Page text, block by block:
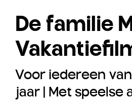
De familie
Voor iedereen van
jaar | Met speelse